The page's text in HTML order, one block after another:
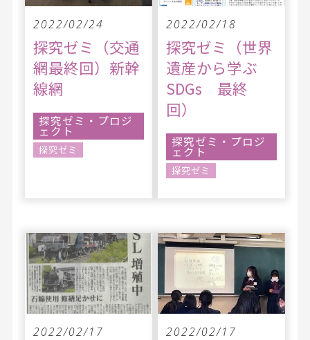
2022/02/24
探究ゼミ（交通
網最終回）新幹
線網
探究ゼミ・プロジ
ェクト
探究ゼミ
2022/02/18
探究ゼミ（世界
遺産から学ぶ
SDGs 最終
回）
探究ゼミ・プロジ
ェクト
探究ゼミ
2022/02/17 2022/02/17